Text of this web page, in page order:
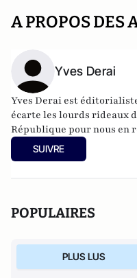
A PROPOS DES
Yves Derai
Yves Derai est
écarte les lourds rideaux
République pour nous en
SUIVRE
POPULAIRES
PLUS LUS